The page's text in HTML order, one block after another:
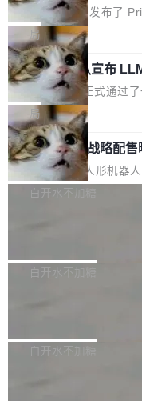
r Day）将在杭州启航。活
链企业和开发者，邀请行
问，围绕开源鸿蒙技术能
配、功耗与稳定性调优、
等内容展开系统讲解和实
步了解开源鸿蒙在智能...
opilot coding agent 全部
恢复，大约 12 小时。 这
起事故，其中四起与 AI/
Hub 员工 kdaigle 在 HN
据：2025 年全年 10 亿次
2.75 亿次，全年预计 140
进的编程 Agent，
专家基线
Prime Intellect 发布了
的编程 Agent Harness，
象：Recursive
ontinual Harness。在
上，Prime Agent + Opus
5% RHAE Best@1，超过
家基线 95.4%。 不是又
器 Prime Agent 的架构和
agent 有本质区别。大多
计是基于早期模型的能
局
Rust 项目团队宣布
止，但你要承认哪些代
Rust 语言项目正式通过
覆盖 rust-lang/rust 单一
是项目级别的官方立场，
但它可能是主流开源项目
细致的一份规则。 政策的
可以用来分析、提炼、审
不得生成涉及安全性的关
局
宇树科技 IPO 战略配
ek 获配 93.3 万股，锁
8月6日晚间，“人形机器
有限公司披露IPO发行价
36个月。 公告显示，本次
员工参与设立的专项资产
白开水不加糖
Bug fixes and
一个回归问题，该问题导
白开水不加糖
e 孵化器项目管理委员会
白开水不加糖